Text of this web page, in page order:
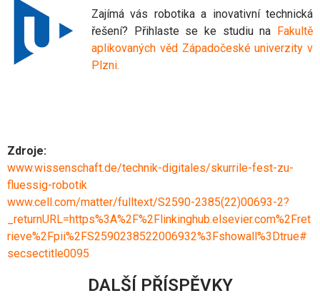
Zajímá vás robotika a inovativní technická
řešení? Přihlaste se ke studiu na Fakultě
aplikovaných věd Západočeské univerzity v
Plzni.
Zdroje:
www.wissenschaft.de/technik-digitales/skurrile-fest-zu-
fluessig-robotik
www.cell.com/matter/fulltext/S2590-2385(22)00693-2?
_returnURL=https%3A%2F%2Flinkinghub.elsevier.com%2Fret
rieve%2Fpii%2FS2590238522006932%3Fshowall%3Dtrue#
secsectitle0095
DALŠÍ PŘÍSPĚVKY